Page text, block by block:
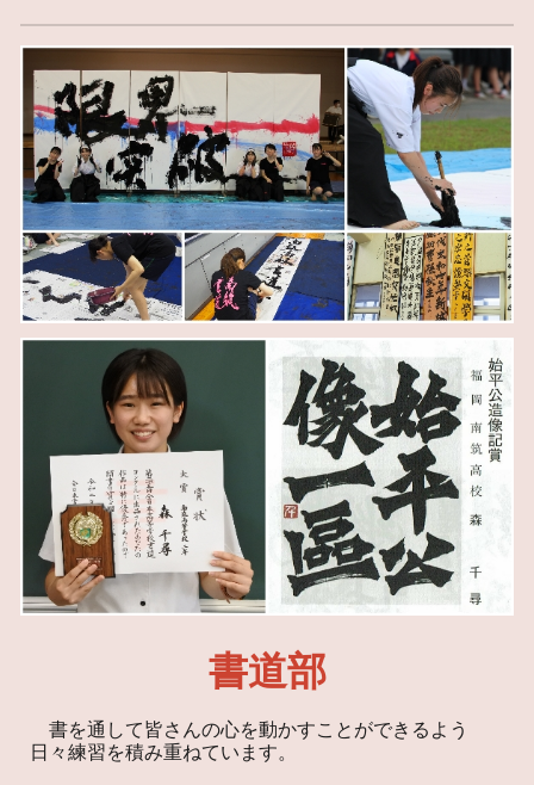
書道部
書を通して皆さんの心を動かすことができるよう
日々練習を積み重ねています。